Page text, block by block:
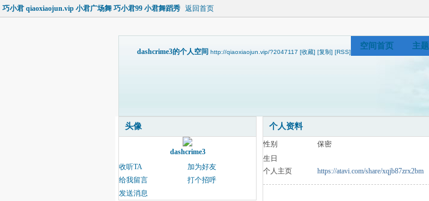
巧小君 qiaoxiaojun.vip 小君广场舞 巧小君99 小君舞蹈秀 返回首页
dashcrime3的个人空间 http://qiaoxiaojun.vip/?2047117 [收藏] [复制] [RSS]
空间首页 主题
头像
dashcrime3
收听TA
加为好友
给我留言
打个招呼
发送消息
个人资料
性别
保密
生日
个人主页
https://atavi.com/share/xqjb87zrx2bm